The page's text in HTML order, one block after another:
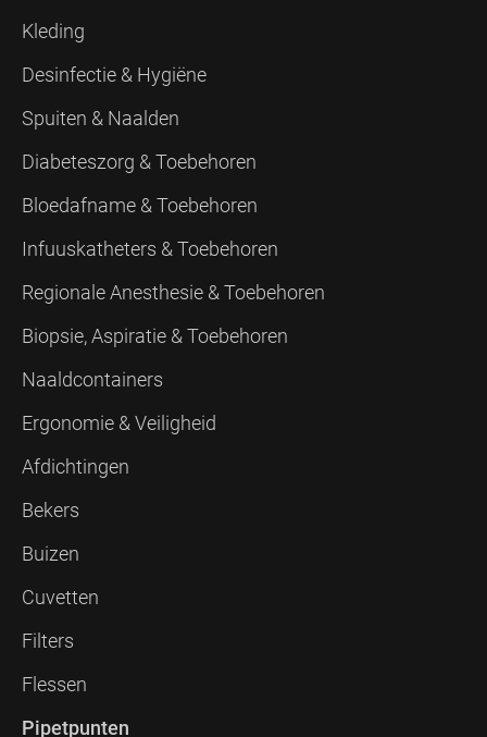
Kleding
Desinfectie & Hygiëne
Spuiten & Naalden
Diabeteszorg & Toebehoren
Bloedafname & Toebehoren
Infuuskatheters & Toebehoren
Regionale Anesthesie & Toebehoren
Biopsie, Aspiratie & Toebehoren
Naaldcontainers
Ergonomie & Veiligheid
Afdichtingen
Bekers
Buizen
Cuvetten
Filters
Flessen
Pipetpunten